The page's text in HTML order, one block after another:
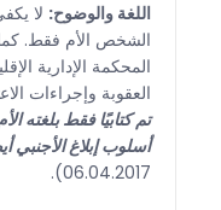
اللغة والوضوح: لا
الشخص الأم فقط.
المحكمة الإدارية
العقوبة وإجراءات
تم كتابيًا فقط بلغته
أسلوب إبلاغ الأجنبي
06.04.2017).